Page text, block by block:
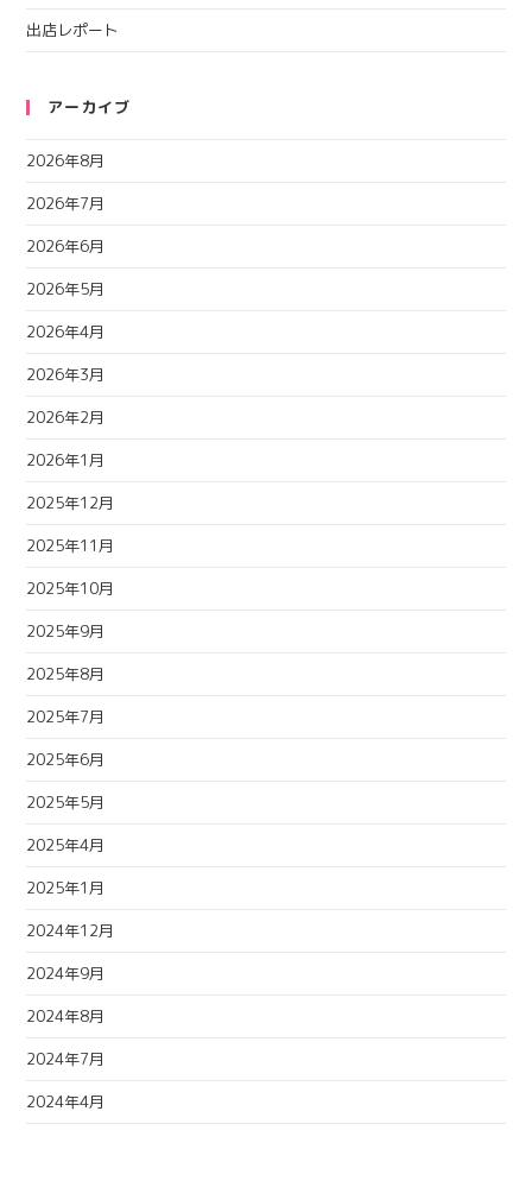
出店レポート
アーカイブ
2026年8月
2026年7月
2026年6月
2026年5月
2026年4月
2026年3月
2026年2月
2026年1月
2025年12月
2025年11月
2025年10月
2025年9月
2025年8月
2025年7月
2025年6月
2025年5月
2025年4月
2025年1月
2024年12月
2024年9月
2024年8月
2024年7月
2024年4月